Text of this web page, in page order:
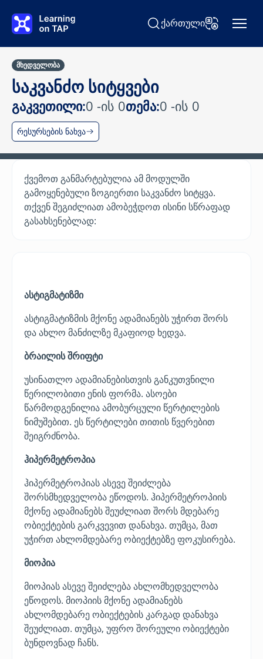
ძიება Learning on TAP
ქართულიენის შეცვლა
მხედველობა
საკვანძო სიტყვები
გაკვეთილი:0 -ის 0თემა:0 -ის 0
რესურსების ნახვა
ქვემოთ განმარტებულია ამ მოდულში
გამოყენებული ზოგიერთი საკვანძო სიტყვა.
თქვენ შეგიძლიათ ამობეჭდოთ ისინი სწრაფად
გასახსენებლად:
ასტიგმატიზმი
ასტიგმატიზმის მქონე ადამიანებს უჭირთ შორს
და ახლო მანძილზე მკაფიოდ ხედვა.
ბრაილის შრიფტი
უსინათლო ადამიანებისთვის განკუთვნილი
წერილობითი ენის ფორმა. ასოები
წარმოდგენილია ამობურცული წერტილების
ნიმუშებით. ეს წერტილები თითის წვერებით
შეიგრძნობა.
ჰიპერმეტროპია
ჰიპერმეტროპიას ასევე შეიძლება
შორსმხედველობა ეწოდოს. ჰიპერმეტროპიის
მქონე ადამიანებს შეუძლიათ შორს მდებარე
ობიექტების გარკვევით დანახვა. თუმცა, მათ
უჭირთ ახლომდებარე ობიექტებზე ფოკუსირება.
მიოპია
მიოპიას ასევე შეიძლება ახლომხედველობა
ეწოდოს. მიოპიის მქონე ადამიანებს
ახლომდებარე ობიექტების კარგად დანახვა
შეუძლიათ. თუმცა, უფრო შორეული ობიექტები
ბუნდოვნად ჩანს.